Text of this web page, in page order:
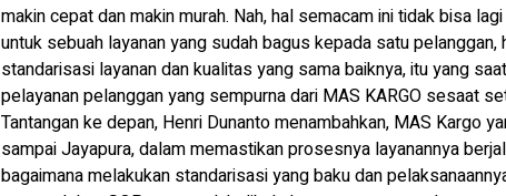
makin cepat dan makin murah. Nah, hal semacam ini tidak bisa
untuk sebuah layanan yang sudah bagus kepada satu
standarisasi layanan dan kualitas yang sama baiknya, itu yang
pelayanan pelanggan yang sempurna dari MAS KARGO sesaat
Tantangan ke depan, Henri Dunanto menambahkan, MAS Kargo
sampai Jayapura, dalam memastikan prosesnya layanannya
bagaimana melakukan standarisasi yang baku dan